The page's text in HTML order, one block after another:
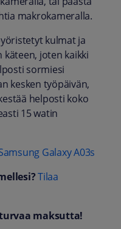
makrokameralla.
kulmat ja
joten kaikki
sormiesi
kesken työpäivän,
helposti koko
15 watin
Galaxy A03s
Tilaa
maksutta!